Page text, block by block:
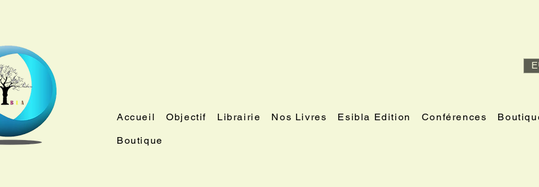
Accueil Objectif Librairie Nos Livres Esibla Edition Conférences
Boutique